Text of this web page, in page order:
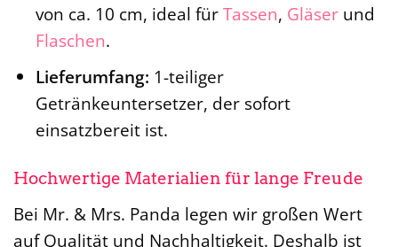
von ca. 10 cm, ideal fürTassen, Gläserund
Flaschen.
Lieferumfang: 1-teiliger
Getränkeuntersetzer, der sofort
einsatzbereit ist.
Hochwertige Materialien für lange Freude
Bei Mr. & Mrs. Panda legen wir großen Wert
auf Qualität und Nachhaltigkeit. Deshalb ist